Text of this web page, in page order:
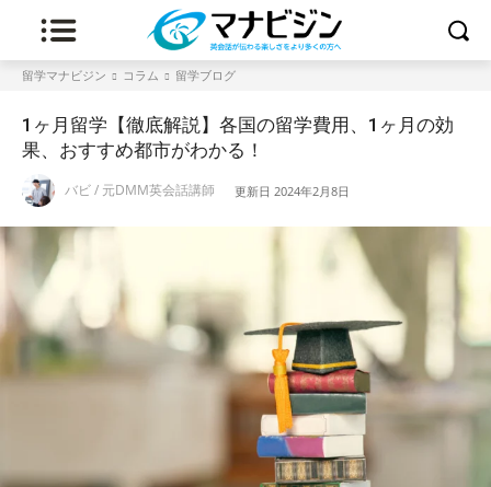
留学マナビジン コラム 留学ブログ
1ヶ月留学【徹底解説】各国の留学費用、1ヶ月の効
果、おすすめ都市がわかる！
バビ / 元DMM英会話講師 更新日 2024年2月8日